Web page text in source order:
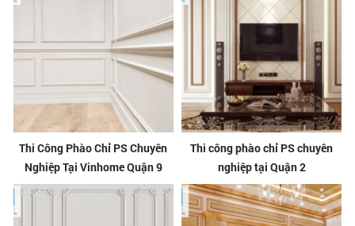
Thi Công Phào Chỉ PS Chuyên
Nghiệp Tại Vinhome Quận 9
Thi công phào chỉ PS chuyên
nghiệp tại Quận 2